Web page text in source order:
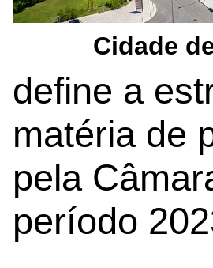
Cidade
define a
matéria de
pela
período